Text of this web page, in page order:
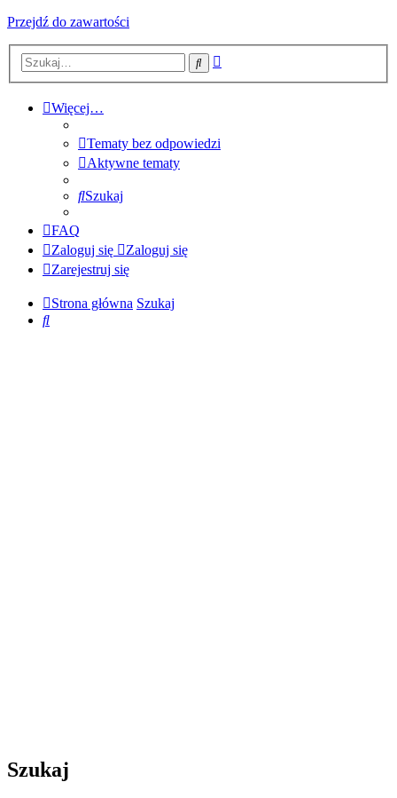
Przejdź do zawartości
Szukaj
Więcej…
Tematy bez odpowiedzi
Aktywne tematy
Szukaj
FAQ
Zaloguj się
Zaloguj się
Zarejestruj się
Strona główna Szukaj
Szukaj
Szukaj